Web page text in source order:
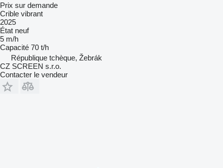
Prix sur demande
Crible vibrant
2025
État neuf
5 m/h
Capacité 70 t/h
République tchèque, Žebrák
CZ SCREEN s.r.o.
Contacter le vendeur